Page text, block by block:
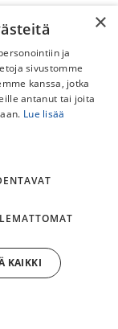
Comp
on kestävä ja
presta ja
×
ja
sivustomme
kanssa, jotka
antanut tai joita
Lue lisää
KAIKKI